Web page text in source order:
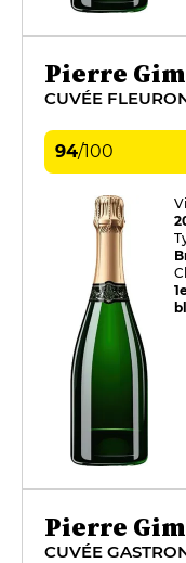
Pierre
CUVÉE
94/100
Pierre
CUVÉE